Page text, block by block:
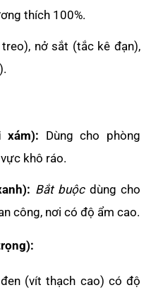
thích 100%.
nở sắt (tắc kê đạn),
xám): Dùng cho phòng
khô ráo.
Bắt buộcdùng cho
công, nơi có độ ẩm cao.
(vít thạch cao) có độ